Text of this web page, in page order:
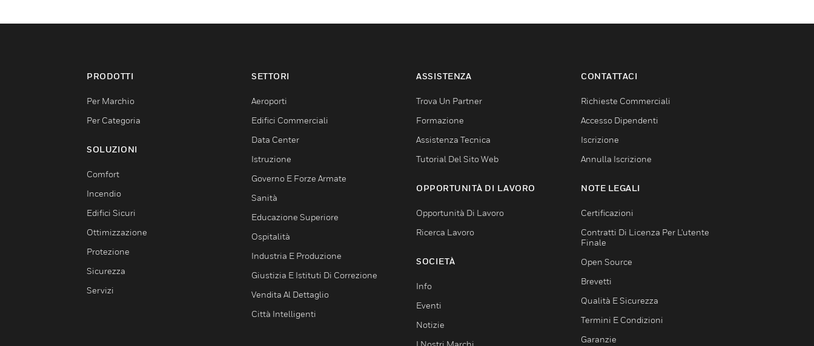
PRODOTTI
Per Marchio
Per Categoria
SOLUZIONI
Comfort
Incendio
Edifici Sicuri
Ottimizzazione
Protezione
Sicurezza
Servizi
SETTORI
Aeroporti
Edifici Commerciali
Data Center
Istruzione
Governo E Forze Armate
Sanità
Educazione Superiore
Ospitalità
Industria E Produzione
Giustizia E Istituti Di Correzione
Vendita Al Dettaglio
Città Intelligenti
ASSISTENZA
Trova Un Partner
Formazione
Assistenza Tecnica
Tutorial Del Sito Web
OPPORTUNITÀ DI LAVORO
Opportunità Di Lavoro
Ricerca Lavoro
SOCIETÀ
Info
Eventi
Notizie
I Nostri Marchi
CONTATTACI
Richieste Commerciali
Accesso Dipendenti
Iscrizione
Annulla Iscrizione
NOTE LEGALI
Certificazioni
Contratti Di Licenza Per L'utente
Finale
Open Source
Brevetti
Qualità E Sicurezza
Termini E Condizioni
Garanzie